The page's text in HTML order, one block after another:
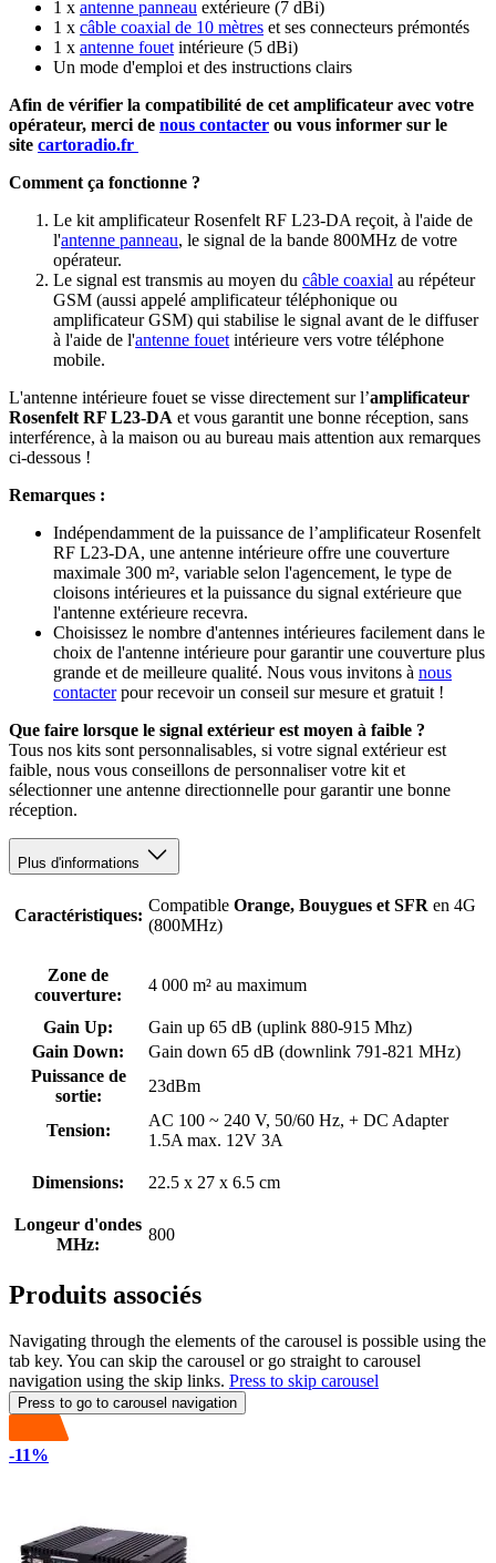
1 x antenne panneau extérieure (7 dBi)
1 x câble coaxial de 10 mètres et ses connecteurs prémontés
1 x antenne fouet intérieure (5 dBi)
Un mode d'emploi et des instructions clairs
Afin de vérifier la compatibilité de cet amplificateur avec votre
opérateur, merci de nous contacter ou vous informer sur le
site cartoradio.fr
Comment ça fonctionne ?
Le kit amplificateur Rosenfelt RF L23-DA reçoit, à l'aide de
l'antenne panneau, le signal de la bande 800MHz de votre
opérateur.
Le signal est transmis au moyen du câble coaxial au répéteur
GSM (aussi appelé amplificateur téléphonique ou
amplificateur GSM) qui stabilise le signal avant de le diffuser
à l'aide de l'antenne fouet intérieure vers votre téléphone
mobile.
L'antenne intérieure fouet se visse directement sur l’amplificateur
Rosenfelt RF L23-DA et vous garantit une bonne réception, sans
interférence, à la maison ou au bureau mais attention aux remarques
ci-dessous !
Remarques :
Indépendamment de la puissance de l’amplificateur Rosenfelt
RF L23-DA, une antenne intérieure offre une couverture
maximale 300 m², variable selon l'agencement, le type de
cloisons intérieures et la puissance du signal extérieure que
l'antenne extérieure recevra.
Choisissez le nombre d'antennes intérieures facilement dans le
choix de l'antenne intérieure pour garantir une couverture plus
grande et de meilleure qualité. Nous vous invitons à nous
contacterpour recevoir un conseil sur mesure et gratuit !
Que faire lorsque le signal extérieur est moyen à faible ?
Tous nos kits sont personnalisables, si votre signal extérieur est
faible, nous vous conseillons de personnaliser votre kit et
sélectionner une antenne directionnelle pour garantir une bonne
réception.
Plus d'informations
Caractéristiques:
Compatible Orange, Bouygues et SFR en 4G
(800MHz)
Zone de
couverture:
4 000 m² au maximum
Gain Up:
Gain up 65 dB (uplink 880-915 Mhz)
Gain Down:
Gain down 65 dB (downlink 791-821 MHz)
Puissance de
sortie:
23dBm
Tension:
AC 100 ~ 240 V, 50/60 Hz, + DC Adapter
1.5A max. 12V 3A
Dimensions: 22.5 x 27 x 6.5 cm
Longeur d'ondes
MHz:
800
Produits associés
Navigating through the elements of the carousel is possible using the
tab key. You can skip the carousel or go straight to carousel
navigation using the skip links. Press to skip carousel
Press to go to carousel navigation
-11%